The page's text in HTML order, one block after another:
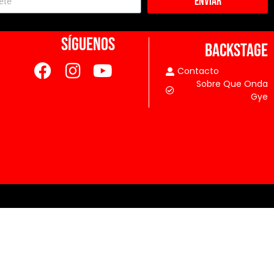
SÍGUENOS BACKSTAGE
Contacto
Sobre Que Onda
Gye